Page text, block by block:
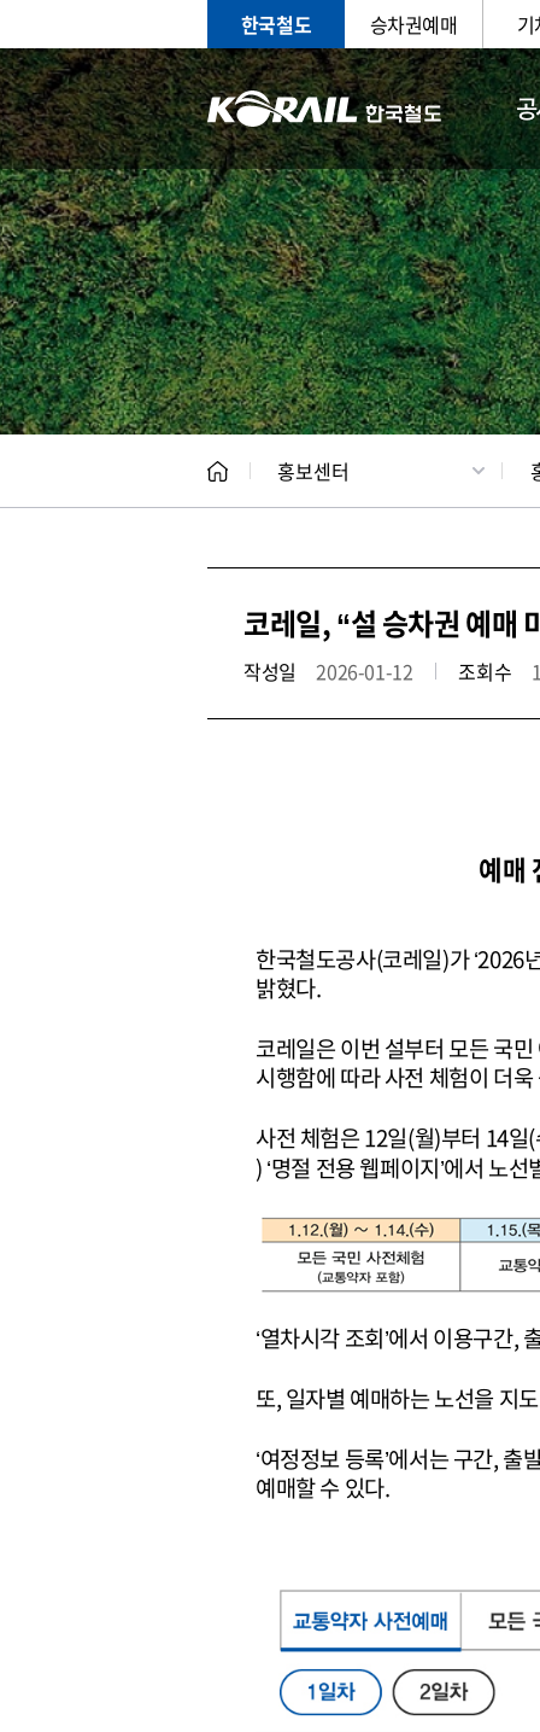
한국철도 승차권예매
홍보 문화
홍보센터
코레일, “설 승차권 예매
작성일 2026-01-12 조회수
예매
한국철도공사(코레일)가 ‘2026
밝혔다.
코레일은 이번 설부터 모든 국
시행함에 따라 사전 체험이 더
사전 체험은 12일(월)부터 14일
) ‘명절 전용 웹페이지’에서 노
‘열차시각 조회’에서 이용구간,
또, 일자별 예매하는 노선을 지
‘여정정보 등록’에서는 구간,
예매할 수 있다.